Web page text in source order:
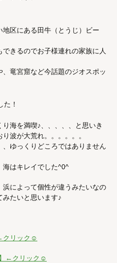
区にある田牛（とうじ）ビー
きるのでお子様連れの家族に人
竜宮窟など今話題のジオスポッ
た！
海を満喫♪、、、、、と思いき
波が大荒れ。。。。。。
ゆっくりどころではありません
海はキレイでした^0^
によって個性が違うみたいなの
みたいと思います♪
クリック☺
】←クリック☺